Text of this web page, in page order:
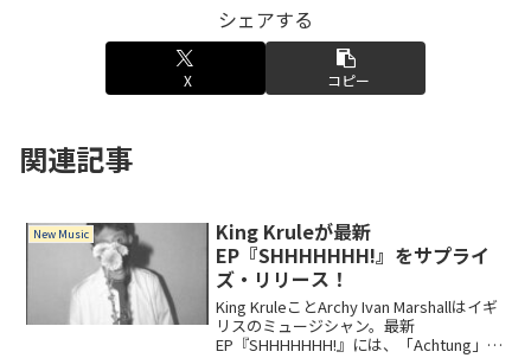
シェアする
X コピー
関連記事
New Music
King Kruleが最新
EP『SHHHHHHH!』をサプライ
ズ・リリース！
King KruleことArchy Ivan Marshallはイギ
リスのミュージシャン。最新
EP『SHHHHHHH!』には、「Achtung」